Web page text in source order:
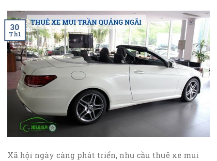
30
Th1
Xã hội ngày càng phát triển, nhu cầu thuê xe mui